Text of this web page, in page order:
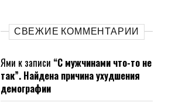
СВЕЖИЕ КОММЕНТАРИИ
Ями к записи “С мужчинами что-то не
так”. Найдена причина ухудшения
демографии